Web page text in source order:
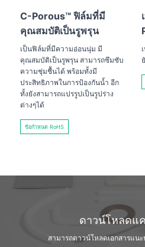
C-Porous™ ฟิล์มที่มี
คุณสมบัติเป็นรูพรุน
เป็นฟิล์มที่มีความอ่อนนุ่ม มี
คุณสมบัติเป็นรูพรุน สามารถซึมซับ
ความชุ่มชื้นได้ พร้อมทั้งมี
ประสิทธิภาพในการป้องกันน้ำ อีก
ทั้งยังสามารถแปรรูปเป็นรูปร่าง
ต่างๆได้
ข้อกำหนด RoHS
ดาวน์โหลดแ
สามารถดาวน์โหลดเอกสารแน